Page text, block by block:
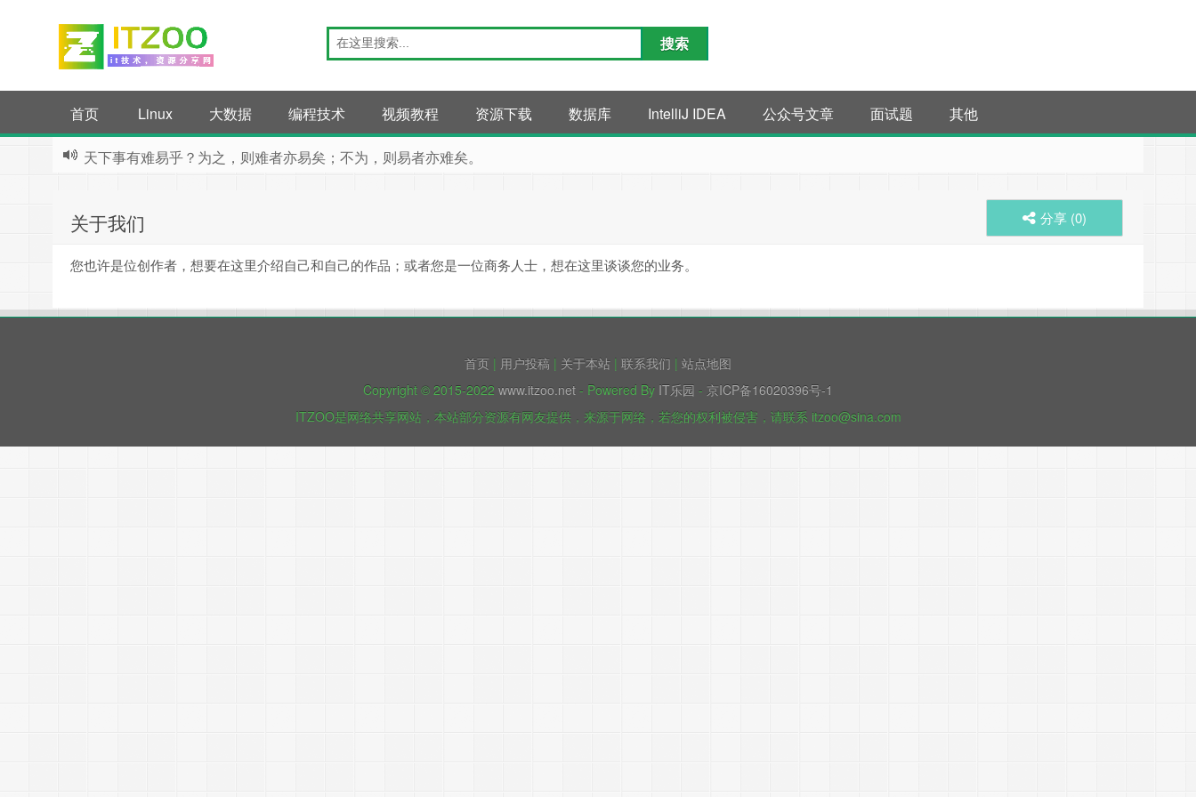
首页 Linux 大数据 编程技术 视频教程 资源下载 数据库 IntelliJ IDEA 公众号文章 面试题 其他
天下事有难易乎？为之，则难者亦易矣；不为，则易者亦难矣。
关于我们 分享 (0)
您也许是位创作者，想要在这里介绍自己和自己的作品；或者您是一位商务人士，想在这里谈谈您的业务。
首页 | 用户投稿 | 关于本站 | 联系我们 | 站点地图
Copyright © 2015-2022 www.itzoo.net - Powered By IT乐园 - 京ICP备16020396号-1
ITZOO是网络共享网站，本站部分资源有网友提供，来源于网络，若您的权利被侵害，请联系 itzoo@sina.com